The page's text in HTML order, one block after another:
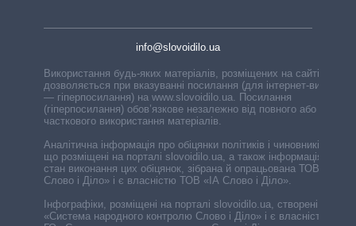
info@slovoidilo.ua
Використання будь-яких матеріалів, розміщених на сайті,
дозволяється при вказуванні посилання (для інтернет-видань
— гіперпосилання) на www.slovoidilo.ua. Посилання
(гіперпосилання) обов’язкове незалежно від повного або
часткового використання матеріалів.
Аналітична інформація про обіцянки політиків і чиновників,
що розміщені на порталі slovoidilo.ua, а також інформація про
стан виконання цих обіцянок, зібрана й опрацьована ТОВ «ІА
Слово і Діло» і є власністю ТОВ «ІА Слово і Діло».
Інфографіки, розміщені на порталі slovoidilo.ua, створені ГО
«Система народного контролю Слово і Діло» і є власністю